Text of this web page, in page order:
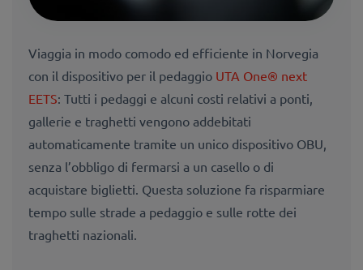
Viaggia in modo comodo ed efficiente in Norvegia
con il dispositivo per il pedaggio UTA One® next
EETS: Tutti i pedaggi e alcuni costi relativi a ponti,
gallerie e traghetti vengono addebitati
automaticamente tramite un unico dispositivo OBU,
senza l’obbligo di fermarsi a un casello o di
acquistare biglietti. Questa soluzione fa risparmiare
tempo sulle strade a pedaggio e sulle rotte dei
traghetti nazionali.